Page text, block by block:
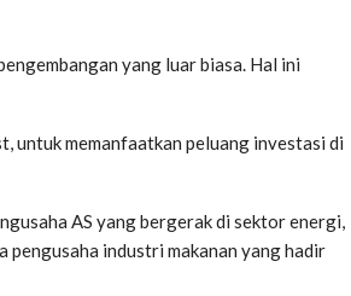
yang luar biasa. Hal ini
untuk memanfaatkan peluang investasi di
AS yang bergerak di sektor energi,
industri makanan yang hadir